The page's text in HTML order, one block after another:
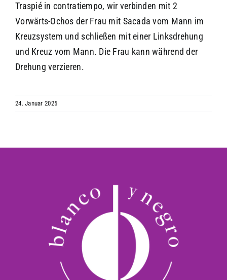
Traspié in contratiempo, wir verbinden mit 2
Vorwärts-Ochos der Frau mit Sacada vom Mann im
Kreuzsystem und schließen mit einer Linksdrehung
und Kreuz vom Mann. Die Frau kann während der
Drehung verzieren.
24. Januar 2025